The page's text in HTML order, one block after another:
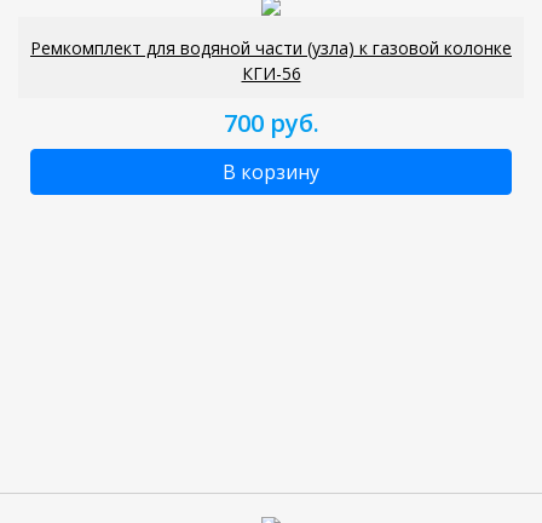
Ремкомплект для водяной части (узла) к газовой колонке
КГИ-56
700 руб.
В корзину